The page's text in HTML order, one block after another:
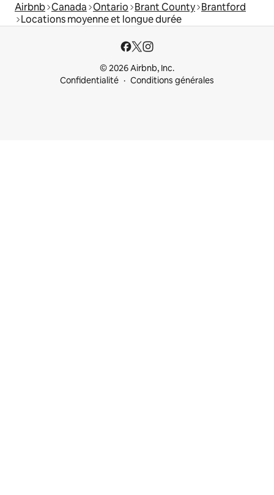
Airbnb Canada Ontario Brant County Brantford
Locations moyenne et longue durée
© 2026 Airbnb, Inc.
Confidentialité
Conditions générales